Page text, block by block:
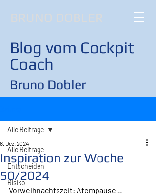
BRUNO DOBLER
Blog vom Cockpit
Coach
Bruno Dobler
Alle Beiträge
Entscheiden
Risiko
Alle Beiträge
Inspiration zur Woche
50/2024
8. Dez. 2024
Vorweihnachtszeit: Atempause…